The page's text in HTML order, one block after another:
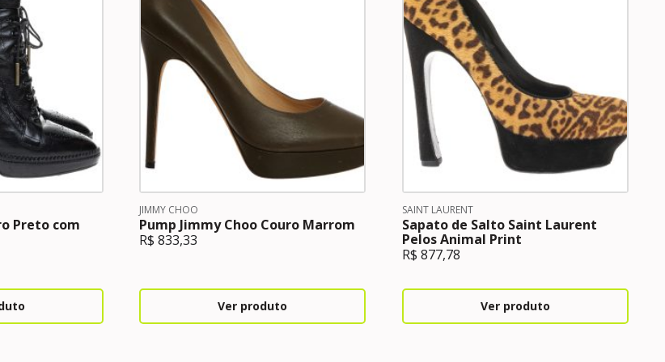
Preto com
JIMMY CHOO
Pump Jimmy Choo Couro Marrom
R$ 833,33
Ver produto
SAINT LAURENT
Sapato de Salto Saint Laurent
Pelos Animal Print
R$ 877,78
Ver produto